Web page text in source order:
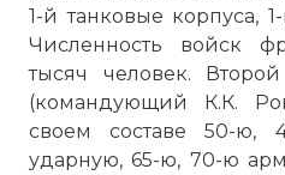
1-й танковые корпуса,
Численность войск
тысяч человек.
(командующий К.К.
своем составе 50-
ударную, 65-ю, 70-ю